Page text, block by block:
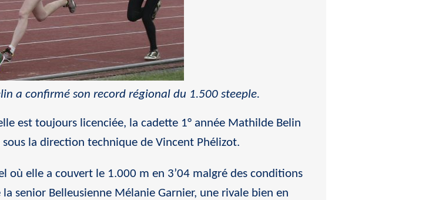
a confirmé son record régional du 1.500 steeple.
est toujours licenciée, la cadette 1° année Mathilde Belin
la direction technique de Vincent Phélizot.
où elle a couvert le 1.000 m en 3’04 malgré des conditions
senior Belleusienne Mélanie Garnier, une rivale bien en